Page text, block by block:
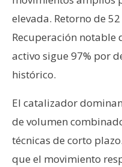
r
e
n
s
T
e
m
a
elevada. Retorno de
Recuperación notable
activo sigue 97% por
histórico.
El catalizador
de volumen
técnicas de corto
que el movimiento